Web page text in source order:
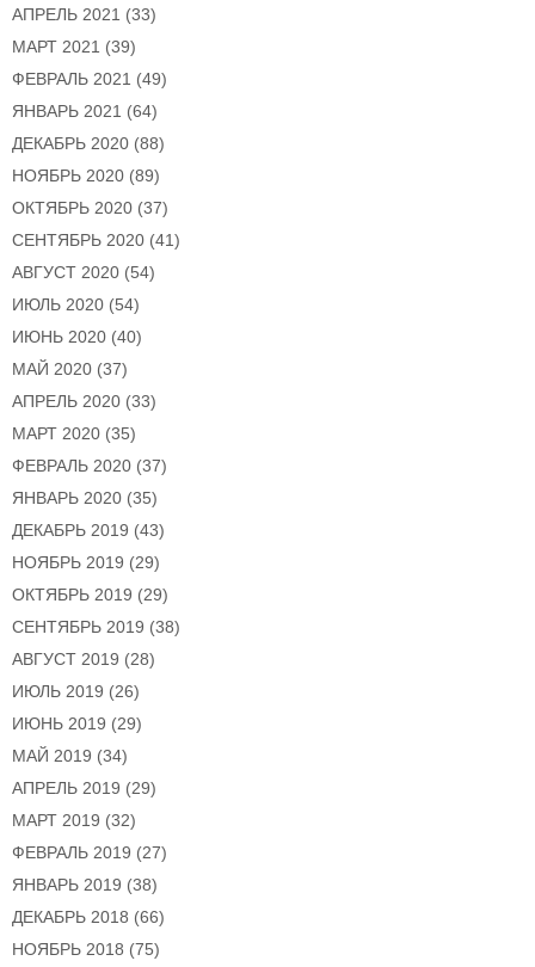
АПРЕЛЬ 2021 (33)
МАРТ 2021 (39)
ФЕВРАЛЬ 2021 (49)
ЯНВАРЬ 2021 (64)
ДЕКАБРЬ 2020 (88)
НОЯБРЬ 2020 (89)
ОКТЯБРЬ 2020 (37)
СЕНТЯБРЬ 2020 (41)
АВГУСТ 2020 (54)
ИЮЛЬ 2020 (54)
ИЮНЬ 2020 (40)
МАЙ 2020 (37)
АПРЕЛЬ 2020 (33)
МАРТ 2020 (35)
ФЕВРАЛЬ 2020 (37)
ЯНВАРЬ 2020 (35)
ДЕКАБРЬ 2019 (43)
НОЯБРЬ 2019 (29)
ОКТЯБРЬ 2019 (29)
СЕНТЯБРЬ 2019 (38)
АВГУСТ 2019 (28)
ИЮЛЬ 2019 (26)
ИЮНЬ 2019 (29)
МАЙ 2019 (34)
АПРЕЛЬ 2019 (29)
МАРТ 2019 (32)
ФЕВРАЛЬ 2019 (27)
ЯНВАРЬ 2019 (38)
ДЕКАБРЬ 2018 (66)
НОЯБРЬ 2018 (75)